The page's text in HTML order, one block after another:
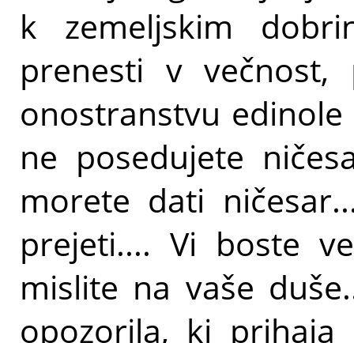
k zemeljskim
prenesti v
onostranstvu
ne posedujete
morete dati
prejeti.... Vi boste
mislite na vaše
opozorila, ki